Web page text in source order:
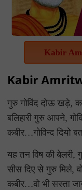
Kabir
Kabir
गुरु गोविंद दोऊ खड़े,
बलिहारी गुरु आपने,
कबीर…गोविन्द दियो
यह तन विष की
सीस दिए से गुरु मिले,
कबीर…वो भी सस्ता